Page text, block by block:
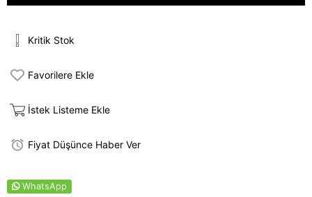
Kritik Stok
Favorilere Ekle
İstek Listeme Ekle
Fiyat Düşünce Haber Ver
WhatsApp